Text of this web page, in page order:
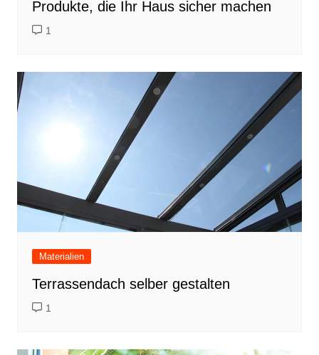
Produkte, die Ihr Haus sicher machen
1
Materialien
Terrassendach selber gestalten
1